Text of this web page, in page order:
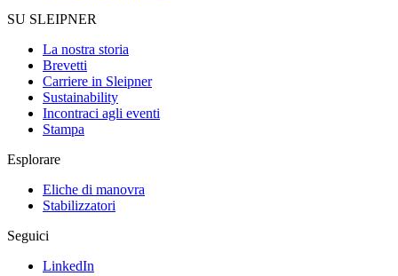
SU SLEIPNER
La nostra storia
Brevetti
Carriere in Sleipner
Sustainability
Incontraci agli eventi
Stampa
Esplorare
Eliche di manovra
Stabilizzatori
Seguici
LinkedIn